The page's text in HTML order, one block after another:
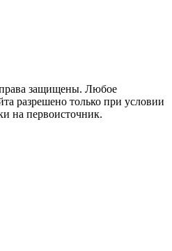
защищены. Любое
разрешено только при условии
на первоисточник.